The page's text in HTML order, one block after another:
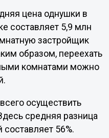
цена однушки в
составляет 5,9 млн
застройщик
образом, переехать
комнатами можно
осуществить
средняя разница
56%.